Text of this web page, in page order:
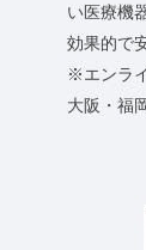
い医療機
効果的で
※エンラ
大阪・福